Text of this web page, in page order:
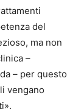
del
ma non
–
– per questo
vengano